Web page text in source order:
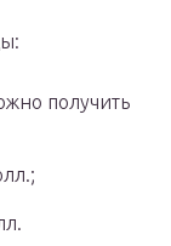
получить